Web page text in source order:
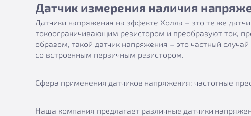
Датчик измерения наличия
Датчики напряжения на эффекте Холла – это те же
токоограничивающим резистором и преобразуют ток,
образом, такой датчик напряжения – это частный
со встроенным первичным резистором.
Сфера применения датчиков напряжения: частотные
Наша компания предлагает различные датчики